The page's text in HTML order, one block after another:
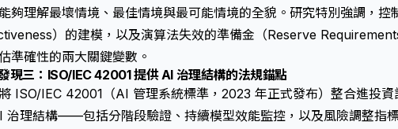
夠理解最壞情境、最佳情境與最可能情境的全貌。研究特別強調，
）的建模，以及演算法失效的準備金（Reserve
準確性的兩大關鍵變數。
現三：ISO/IEC 42001 提供 AI 治理結構的法規錨點
ISO/IEC 42001（AI 管理系統標準，2023 年正式發布）整合進投
治理結構——包括分階段驗證、持續模型效能監控，以及風險調整指